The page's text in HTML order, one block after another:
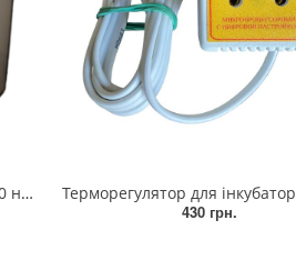
Терморегулятор для інкубатора цифровий ЦТР-2, терморегулятор мікропроцесорний з цифровим
430 грн.